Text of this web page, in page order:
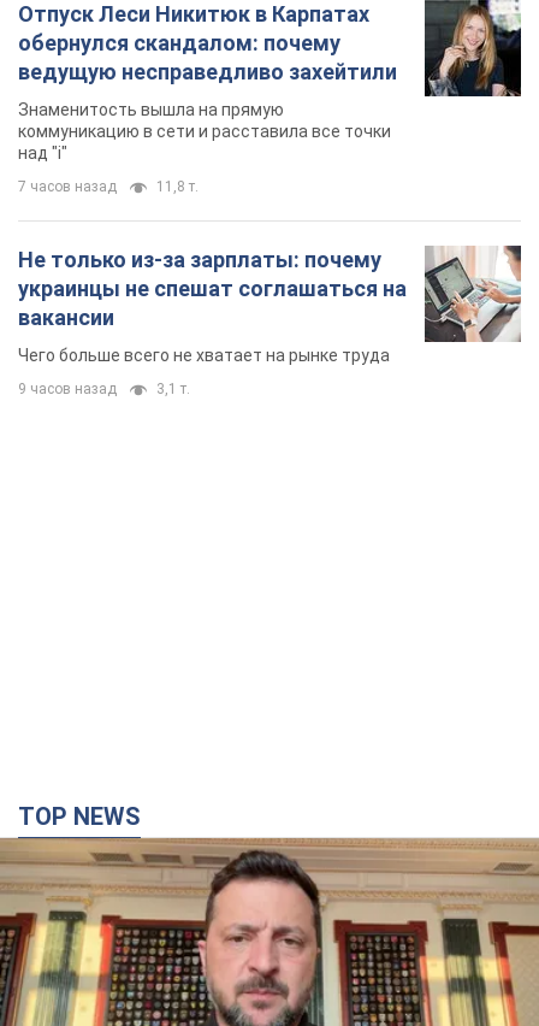
Отпуск Леси Никитюк в Карпатах
обернулся скандалом: почему
ведущую несправедливо захейтили
Знаменитость вышла на прямую
коммуникацию в сети и расставила все точки
над "i"
7 часов назад 11,8 т.
Не только из-за зарплаты: почему
украинцы не спешат соглашаться на
вакансии
Чего больше всего не хватает на рынке труда
9 часов назад 3,1 т.
TOP NEWS